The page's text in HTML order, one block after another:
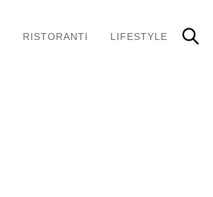
RISTORANTI LIFESTYLE